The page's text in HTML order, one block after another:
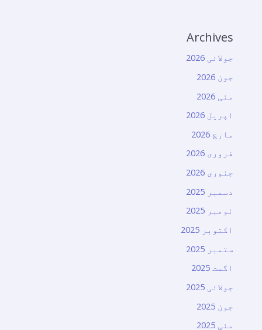
Archives
جولائی 2026
جون 2026
مئی 2026
اپریل 2026
مارچ 2026
فروری 2026
جنوری 2026
دسمبر 2025
نومبر 2025
اکتوبر 2025
ستمبر 2025
اگست 2025
جولائی 2025
جون 2025
مئی 2025